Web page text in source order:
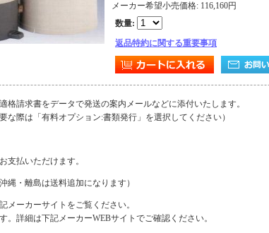
メーカー希望小売価格: 116,160円
数量:
返品特約に関する重要事項
格請求書をデータで発送の案内メールなどに添付いたします。
な際は「有料オプション:書類発行」を選択してください）
支払いただけます。
縄・離島は送料追加になります）
メーカーサイトをご覧ください。
。詳細は下記メーカーWEBサイトでご確認ください。